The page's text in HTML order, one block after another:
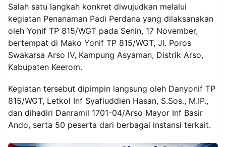
Salah satu langkah konkret diwujudkan melalui
kegiatan Penanaman Padi Perdana yang dilaksanakan
oleh Yonif TP 815/WGT pada Senin, 17 November,
bertempat di Mako Yonif TP 815/WGT, Jl. Poros
Swakarsa Arso IV, Kampung Asyaman, Distrik Arso,
Kabupaten Keerom.
Kegiatan tersebut dipimpin langsung oleh Danyonif TP
815/WGT, Letkol Inf Syafiuddien Hasan, S.Sos., M.IP.,
dan dihadiri Danramil 1701-04/Arso Mayor Inf Basir
Ando, serta 50 peserta dari berbagai instansi terkait.